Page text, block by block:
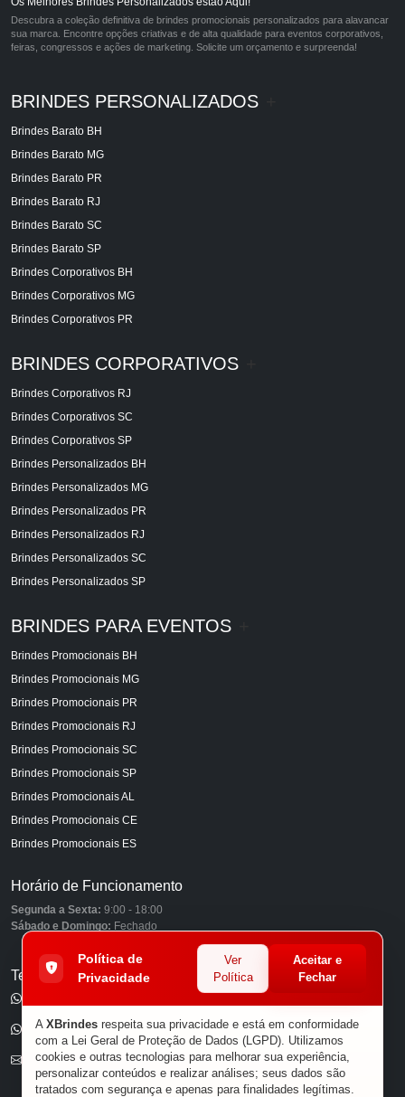
Descubra a coleção definitiva de brindes promocionais personalizados para alavancar
sua marca. Encontre opções criativas e de alta qualidade para eventos corporativos,
feiras, congressos e ações de marketing. Solicite um orçamento e surpreenda!
BRINDES PERSONALIZADOS
Brindes Barato BH
Brindes Barato MG
Brindes Barato PR
Brindes Barato RJ
Brindes Barato SC
Brindes Barato SP
Brindes Corporativos BH
Brindes Corporativos MG
Brindes Corporativos PR
BRINDES CORPORATIVOS
Brindes Corporativos RJ
Brindes Corporativos SC
Brindes Corporativos SP
Brindes Personalizados BH
Brindes Personalizados MG
Brindes Personalizados PR
Brindes Personalizados RJ
Brindes Personalizados SC
Brindes Personalizados SP
BRINDES PARA EVENTOS
Brindes Promocionais BH
Brindes Promocionais MG
Brindes Promocionais PR
Brindes Promocionais RJ
Brindes Promocionais SC
Brindes Promocionais SP
Brindes Promocionais AL
Brindes Promocionais CE
Brindes Promocionais ES
Horário de Funcionamento
Segunda a Sexta: 9:00 - 18:00
Sábado e Domingo: Fechado
Telefones
(11) 96585-7462
E-mail
Política de
Privacidade
Ver
Política
Aceitar e
Fechar
A XBrindes respeita sua privacidade e está em conformidade
com a Lei Geral de Proteção de Dados (LGPD). Utilizamos
cookies e outras tecnologias para melhorar sua experiência,
personalizar conteúdos e realizar análises; seus dados são
tratados com segurança e apenas para finalidades legítimas.